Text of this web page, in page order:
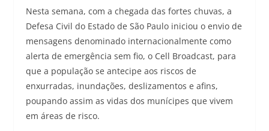
Nesta semana, com a chegada das fortes chuvas, a
Defesa Civil do Estado de São Paulo iniciou o envio de
mensagens denominado internacionalmente como
alerta de emergência sem fio, o Cell Broadcast, para
que a população se antecipe aos riscos de
enxurradas, inundações, deslizamentos e afins,
poupando assim as vidas dos munícipes que vivem
em áreas de risco.